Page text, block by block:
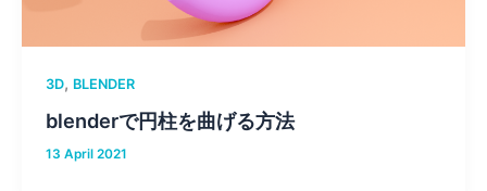
3D, BLENDER
blenderで円柱を曲げる方法
13 April 2021